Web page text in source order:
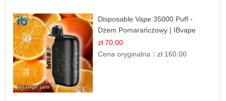
Disposable Vape 35000 Puff -
Dżem Pomarańczowy | IBvape
zł 70.00
Cena oryginalna：zł 160.00